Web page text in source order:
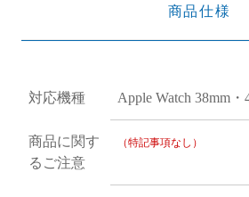
商品仕様
対応機種 Apple Watch 38mm・
商品に関す
るご注意
（特記事項なし）